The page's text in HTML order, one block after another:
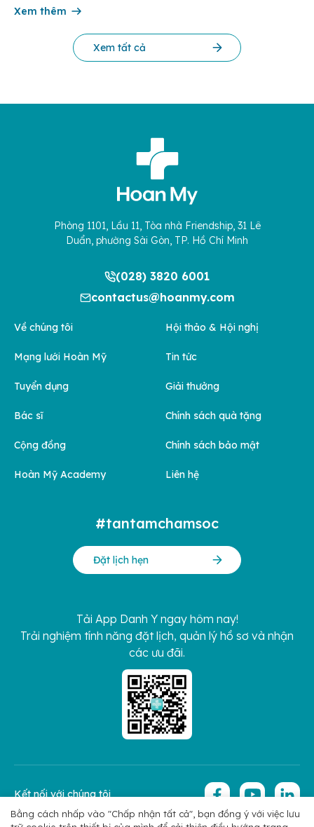
cứu Phát triển Doanh nghiệp Châu Á […]
Xem thêm
Xem tất cả
Phòng 1101, Lầu 11, Tòa nhà Friendship, 31 Lê
Duẩn, phường Sài Gòn, TP. Hồ Chí Minh
(028) 3820 6001
contactus@hoanmy.com
Về chúng tôi
Mạng lưới Hoàn Mỹ
Tuyển dụng
Bác sĩ
Cộng đồng
Hoàn Mỹ Academy
Hội thảo & Hội nghị
Tin tức
Giải thưởng
Chính sách quà tặng
Chính sách bảo mật
Liên hệ
#tantamchamsoc
Đặt lịch hẹn
Tải App Danh Y ngay hôm nay!
Trải nghiệm tính năng đặt lịch, quản lý hồ sơ và nhận
các ưu đãi.
Kết nối với chúng tôi
Bằng cách nhấp vào "Chấp nhận tất cả", bạn đồng ý với việc lưu